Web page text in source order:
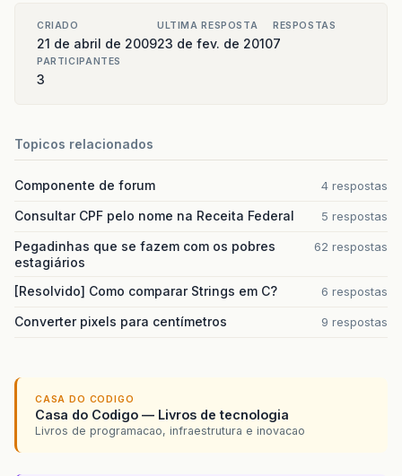
CRIADO
21 de abril de 2009
ULTIMA RESPOSTA
23 de fev. de 2010
RESPOSTAS
7
PARTICIPANTES
3
Topicos relacionados
Componente de forum 4 respostas
Consultar CPF pelo nome na Receita Federal 5 respostas
Pegadinhas que se fazem com os pobres
estagiários
62 respostas
[Resolvido] Como comparar Strings em C? 6 respostas
Converter pixels para centímetros 9 respostas
CASA DO CODIGO
Casa do Codigo — Livros de tecnologia
Livros de programacao, infraestrutura e inovacao